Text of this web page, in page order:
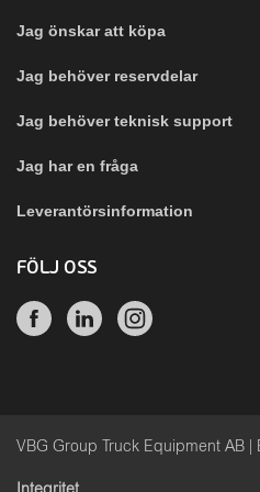
Jag önskar att köpa
Jag behöver reservdelar
Jag behöver teknisk support
Jag har en fråga
Leverantörsinformation
FÖLJ OSS
VBG Group Truck Equipment AB